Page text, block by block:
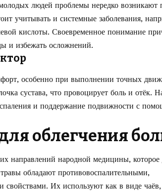
людей проблемы нередко возникают
учитывать и системные заболевания,
кислоты. Своевременное понимание
и избежать осложнений.
особенно при выполнении точных
сустава, что провоцирует боль и отёк.
и поддержание подвижности с
облегчения
направлений народной медицины, которое
обладают противовоспалительными,
Их используют как в виде чаёв,